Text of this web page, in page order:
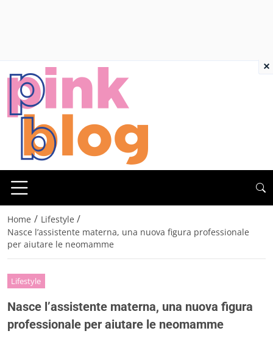
Home / Lifestyle /
Nasce l’assistente materna, una nuova figura professionale
per aiutare le neomamme
Lifestyle
Nasce l’assistente materna, una nuova figura
professionale per aiutare le neomamme
×